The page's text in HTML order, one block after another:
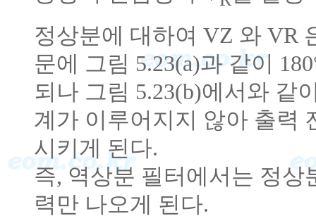
정상분에 대하여 VZ 와 VR
문에 그림 5.23(a)과 같이
되나 그림 5.23(b)에서와 같
계가 이루어지지 않아 출력
시키게 된다.
즉, 역상분 필터에서는 정
력만 나오게 된다.